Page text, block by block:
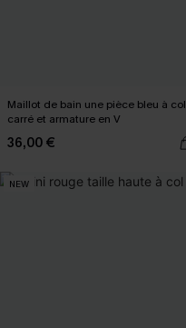
Maillot de bain une pièce bleu à col
carré et armature en V
36,00 €
NEW